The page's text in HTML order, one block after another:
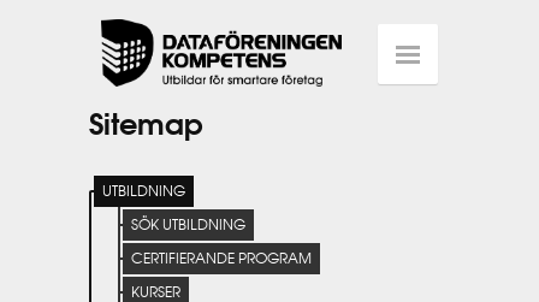
Sitemap
UTBILDNING
SÖK UTBILDNING
CERTIFIERANDE PROGRAM
KURSER